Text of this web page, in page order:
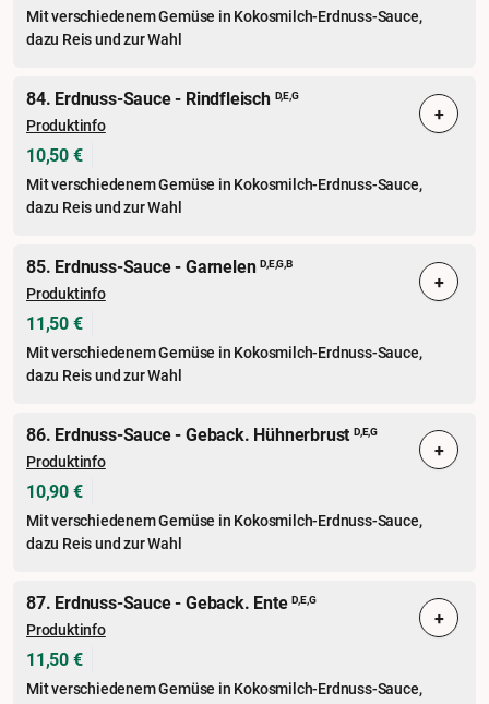
Mit verschiedenem Gemüse in Kokosmilch-Erdnuss-Sauce,
dazu Reis und zur Wahl
84. Erdnuss-Sauce - Rindfleisch D,E,G
Produktinfo
10,50 €
Mit verschiedenem Gemüse in Kokosmilch-Erdnuss-Sauce,
dazu Reis und zur Wahl
+
85. Erdnuss-Sauce - GarnelenD,E,G,B
Produktinfo
11,50 €
Mit verschiedenem Gemüse in Kokosmilch-Erdnuss-Sauce,
dazu Reis und zur Wahl
+
86. Erdnuss-Sauce - Geback. Hühnerbrust D,E,G
Produktinfo
10,90 €
Mit verschiedenem Gemüse in Kokosmilch-Erdnuss-Sauce,
dazu Reis und zur Wahl
+
87. Erdnuss-Sauce - Geback. EnteD,E,G
Produktinfo
11,50 €
Mit verschiedenem Gemüse in Kokosmilch-Erdnuss-Sauce,
+